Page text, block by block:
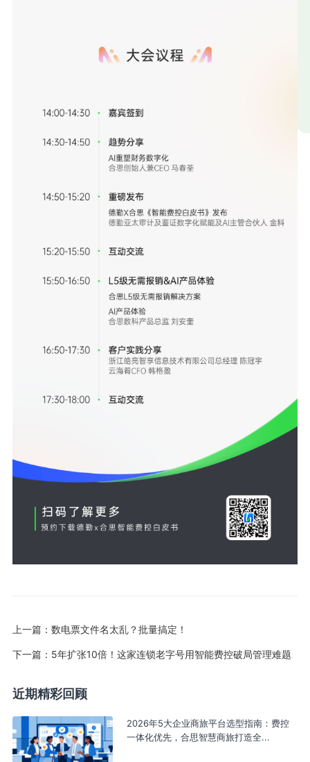
上一篇： 数电票文件名太乱？批量搞定！
下一篇： 5年扩张10倍！这家连锁老字号用智能费控破局管理难题
近期精彩回顾
2026年5大企业商旅平台选型指南：费控
一体化优先，合思智慧商旅打造全...